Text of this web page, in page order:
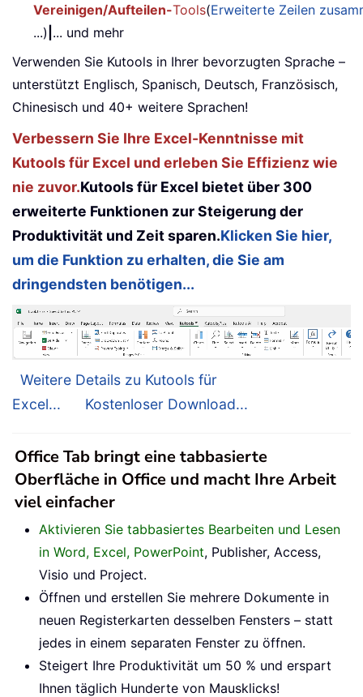
Vereinigen/Aufteilen-Tools(Erweiterte Zeilen
...) ... und mehr
Verwenden Sie Kutools in Ihrer bevorzugten Sprache –
unterstützt Englisch, Spanisch, Deutsch, Französisch,
Chinesisch und 40+ weitere Sprachen!
Verbessern Sie Ihre Excel-Kenntnisse mit
Kutools für Excel und erleben Sie Effizienz wie
nie zuvor.Kutools für Excel bietet über 300
erweiterte Funktionen zur Steigerung der
Produktivität und Zeit sparen.Klicken Sie hier,
um die Funktion zu erhalten, die Sie am
dringendsten benötigen...
Weitere Details zu Kutools für
Excel...
Kostenloser Download...
Office Tab bringt eine tabbasierte
Oberfläche in Office und macht Ihre Arbeit
viel einfacher
Aktivieren Sie tabbasiertes Bearbeiten und Lesen
in Word, Excel, PowerPoint, Publisher, Access,
Visio und Project.
Öffnen und erstellen Sie mehrere Dokumente in
neuen Registerkarten desselben Fensters – statt
jedes in einem separaten Fenster zu öffnen.
Steigert Ihre Produktivität um 50 % und erspart
Ihnen täglich Hunderte von Mausklicks!